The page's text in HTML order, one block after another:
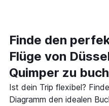
Finde den
Flüge von
Quimper zu
Ist dein Trip flexibel?
Diagramm den idealen